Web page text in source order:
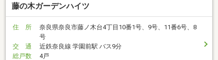
藤の木ガーデンハイツ
住 所
奈良県奈良市藤ノ木台4丁目10番1号、9号、11番6号、8
号
交 通
近鉄奈良線 学園前駅 バス9分
総戸数
4戸